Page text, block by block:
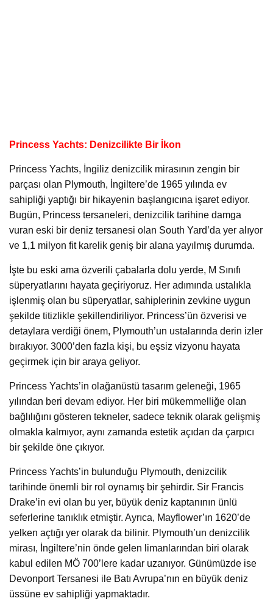
Princess Yachts: Denizcilikte Bir İkon
Princess Yachts, İngiliz denizcilik mirasının zengin bir
parçası olan Plymouth, İngiltere’de 1965 yılında ev
sahipliği yaptığı bir hikayenin başlangıcına işaret ediyor.
Bugün, Princess tersaneleri, denizcilik tarihine damga
vuran eski bir deniz tersanesi olan South Yard’da yer alıyor
ve 1,1 milyon fit karelik geniş bir alana yayılmış durumda.
İşte bu eski ama özverili çabalarla dolu yerde, M Sınıfı
süperyatlarını hayata geçiriyoruz. Her adımında ustalıkla
işlenmiş olan bu süperyatlar, sahiplerinin zevkine uygun
şekilde titizlikle şekillendiriliyor. Princess’ün özverisi ve
detaylara verdiği önem, Plymouth’un ustalarında derin izler
bırakıyor. 3000’den fazla kişi, bu eşsiz vizyonu hayata
geçirmek için bir araya geliyor.
Princess Yachts’in olağanüstü tasarım geleneği, 1965
yılından beri devam ediyor. Her biri mükemmelliğe olan
bağlılığını gösteren tekneler, sadece teknik olarak gelişmiş
olmakla kalmıyor, aynı zamanda estetik açıdan da çarpıcı
bir şekilde öne çıkıyor.
Princess Yachts’in bulunduğu Plymouth, denizcilik
tarihinde önemli bir rol oynamış bir şehirdir. Sir Francis
Drake’in evi olan bu yer, büyük deniz kaptanının ünlü
seferlerine tanıklık etmiştir. Ayrıca, Mayflower’ın 1620’de
yelken açtığı yer olarak da bilinir. Plymouth’un denizcilik
mirası, İngiltere’nin önde gelen limanlarından biri olarak
kabul edilen MÖ 700’lere kadar uzanıyor. Günümüzde ise
Devonport Tersanesi ile Batı Avrupa’nın en büyük deniz
üssüne ev sahipliği yapmaktadır.